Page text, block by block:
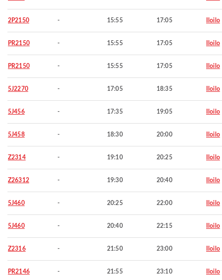
2P2150 - 15:55 17:05 Iloilo
PR2150 - 15:55 17:05 Iloilo
PR2150 - 15:55 17:05 Iloilo
5J2270 - 17:05 18:35 Iloilo
5J456 - 17:35 19:05 Iloilo
5J458 - 18:30 20:00 Iloilo
Z2314 - 19:10 20:25 Iloilo
Z26312 - 19:30 20:40 Iloilo
5J460 - 20:25 22:00 Iloilo
5J460 - 20:40 22:15 Iloilo
Z2316 - 21:50 23:00 Iloilo
PR2146 - 21:55 23:10 Iloilo